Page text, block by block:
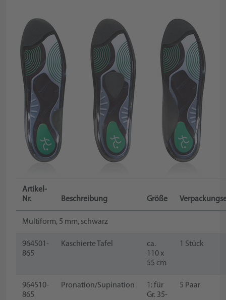
Artikel-
Nr.
Beschreibung Größe
Multiform, 5 mm, schwarz
964501-
865
Kaschierte Tafel
ca.
110 x
55 cm
1 Stück
964510-
865
Pronation/Supination
1: für
Gr. 35-
5 Paar